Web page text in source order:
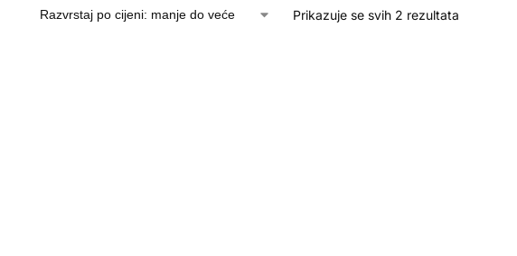
Prikazuje se svih 2 rezultata